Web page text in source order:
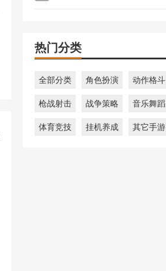
热门分类
全部分类 角色扮演 动作格斗
枪战射击 战争策略 音乐舞蹈
体育竞技 挂机养成 其它手游